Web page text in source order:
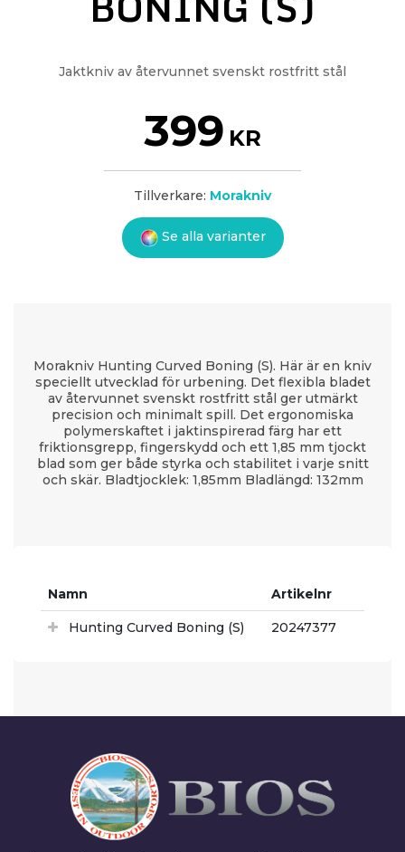
Jaktkniv av återvunnet svenskt rostfritt stål
399 KR
Tillverkare: Morakniv
Se alla varianter
Morakniv Hunting Curved Boning (S). Här är en kniv
speciellt utvecklad för urbening. Det flexibla bladet
av återvunnet svenskt rostfritt stål ger utmärkt
precision och minimalt spill. Det ergonomiska
polymerskaftet i jaktinspirerad färg har ett
friktionsgrepp, fingerskydd och ett 1,85 mm tjockt
blad som ger både styrka och stabilitet i varje snitt
och skär. Bladtjocklek: 1,85mm Bladlängd: 132mm
Namn Artikelnr
Hunting Curved Boning (S) 20247377